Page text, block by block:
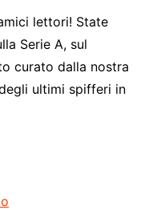
lettori! State
Serie A, sul
curato dalla nostra
ultimi spifferi in